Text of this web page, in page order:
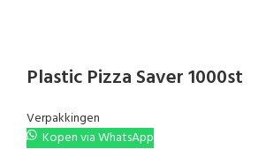
Plastic Pizza Saver 1000st
Verpakkingen
Kopen via WhatsApp